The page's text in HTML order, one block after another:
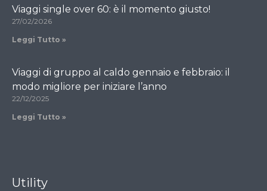
Viaggi single over 60: è il momento giusto!
27/02/2026
Leggi Tutto »
Viaggi di gruppo al caldo gennaio e febbraio: il
modo migliore per iniziare l’anno
22/12/2025
Leggi Tutto »
Utility